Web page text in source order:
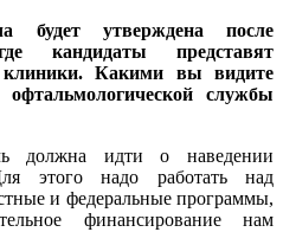
будет утверждена после
кандидаты представят
Какими вы видите
службы
должна идти о наведении
этого надо работать над
и федеральные программы,
финансирование нам